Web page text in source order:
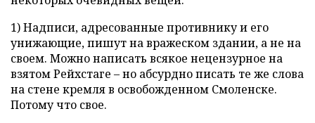
1) Надписи, адресованные противнику и его
унижающие, пишут на вражеском здании, а не на
своем. Можно написать всякое нецензурное на
взятом Рейхстаге – но абсурдно писать те же слова
на стене кремля в освобожденном Смоленске.
Потому что свое.